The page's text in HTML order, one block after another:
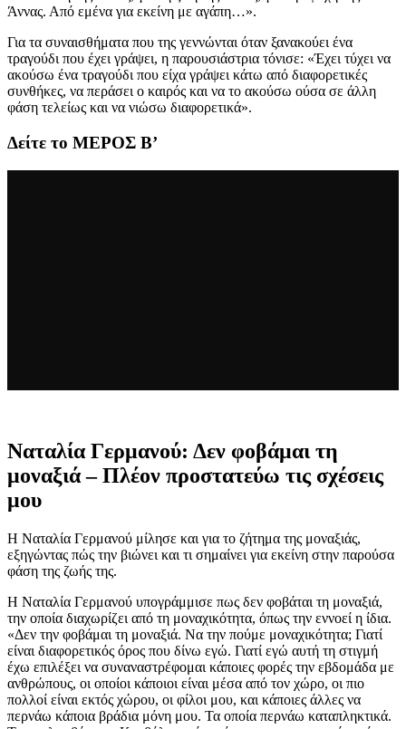
Άννας. Από εμένα για εκείνη με αγάπη…».
Για τα συναισθήματα που της γεννώνται όταν ξανακούει ένα
τραγούδι που έχει γράψει, η παρουσιάστρια τόνισε: «Έχει τύχει να
ακούσω ένα τραγούδι που είχα γράψει κάτω από διαφορετικές
συνθήκες, να περάσει ο καιρός και να το ακούσω ούσα σε άλλη
φάση τελείως και να νιώσω διαφορετικά».
Δείτε το ΜΕΡΟΣ Β’
Ναταλία Γερμανού: Δεν φοβάμαι τη
μοναξιά – Πλέον προστατεύω τις σχέσεις
μου
Η Ναταλία Γερμανού μίλησε και για το ζήτημα της μοναξιάς,
εξηγώντας πώς την βιώνει και τι σημαίνει για εκείνη στην παρούσα
φάση της ζωής της.
Η Ναταλία Γερμανού υπογράμμισε πως δεν φοβάται τη μοναξιά,
την οποία διαχωρίζει από τη μοναχικότητα, όπως την εννοεί η ίδια.
«Δεν την φοβάμαι τη μοναξιά. Να την πούμε μοναχικότητα; Γιατί
είναι διαφορετικός όρος που δίνω εγώ. Γιατί εγώ αυτή τη στιγμή
έχω επιλέξει να συναναστρέφομαι κάποιες φορές την εβδομάδα με
ανθρώπους, οι οποίοι κάποιοι είναι μέσα από τον χώρο, οι πιο
πολλοί είναι εκτός χώρου, οι φίλοι μου, και κάποιες άλλες να
περνάω κάποια βράδια μόνη μου. Τα οποία περνάω καταπληκτικά.